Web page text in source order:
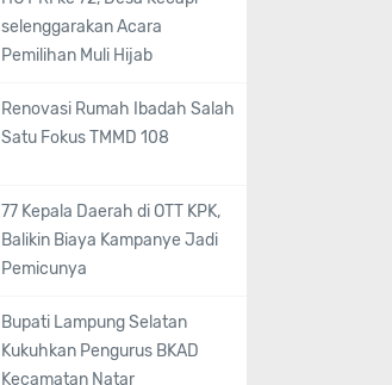
selenggarakan Acara
Pemilihan Muli Hijab
Renovasi Rumah Ibadah Salah
Satu Fokus TMMD 108
77 Kepala Daerah di OTT KPK,
Balikin Biaya Kampanye Jadi
Pemicunya
Bupati Lampung Selatan
Kukuhkan Pengurus BKAD
Kecamatan Natar